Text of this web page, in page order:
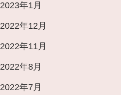
2023年1月
2022年12月
2022年11月
2022年8月
2022年7月